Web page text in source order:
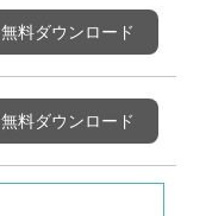
無料ダウンロード
無料ダウンロード